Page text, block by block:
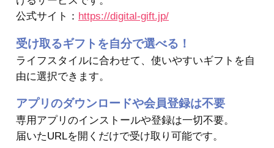
公式サイト： https://digital-gift.jp/
受け取るギフトを自分で選べる！
ライフスタイルに合わせて、使いやすいギフトを自
由に選択できます。
アプリのダウンロードや会員登録は不要
専用アプリのインストールや登録は一切不要。
届いたURLを開くだけで受け取り可能です。